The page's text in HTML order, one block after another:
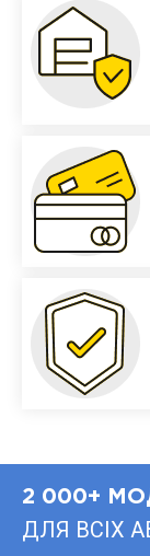
2 000+
ДЛЯ ВСІХ